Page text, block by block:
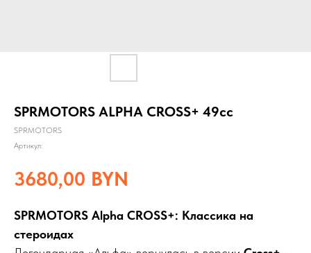
SPRMOTORS ALPHA CROSS+ 49сс
SPRMOTORS
Артикул:
3680,00 BYN
SPRMOTORS Alpha CROSS+: Классика на
стероидах